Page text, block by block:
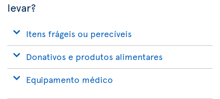
levar?
Itens frágeis ou perecíveis
Donativos e produtos alimentares
Equipamento médico